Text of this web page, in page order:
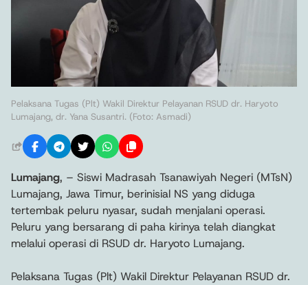
Pelaksana Tugas (Plt) Wakil Direktur Pelayanan RSUD dr. Haryoto
Lumajang, dr. Yana Susantri. (Foto: Asmadi)
Lumajang, – Siswi Madrasah Tsanawiyah Negeri (MTsN)
Lumajang, Jawa Timur, berinisial NS yang diduga
tertembak peluru nyasar, sudah menjalani operasi.
Peluru yang bersarang di paha kirinya telah diangkat
melalui operasi di RSUD dr. Haryoto Lumajang.
Pelaksana Tugas (Plt) Wakil Direktur Pelayanan RSUD dr.